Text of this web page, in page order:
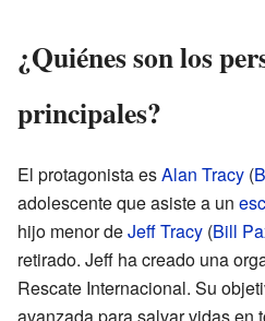
¿Quiénes son los
principales?
El protagonista esAlan Tracy (
adolescente que asiste a un
hijo menor deJeff Tracy (Bill
retirado. Jeff ha creado una
Rescate Internacional. Su
avanzada para salvar vidas en